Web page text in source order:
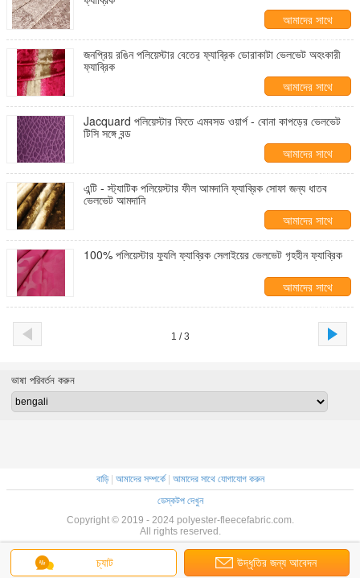
আমাদের সাথে
যোগাযোগ করুন
জনপ্রিয় রঙিন পলিয়েস্টার বেতের ফ্যাব্রিক ডোরাকাটা ভেলভেট অহংকারী
ফ্যাব্রিক
আমাদের সাথে
যোগাযোগ করুন
Jacquard পলিয়েস্টার ফিতে এমবসড ওয়ার্প - বোনা কাপড়ের ভেলভেট
টিসি সঙ্গে বন্ড
আমাদের সাথে
যোগাযোগ করুন
এন্টি - স্ট্যাটিক পলিয়েস্টার ফীল আমদানি ফ্যাব্রিক সোফা জন্য ধাতব
ভেলভেট আমদানি
আমাদের সাথে
যোগাযোগ করুন
100% পলিয়েস্টার ফ্যুলি ফ্যাব্রিক সেলাইয়ের ভেলভেট গৃহহীন ফ্যাব্রিক
আমাদের সাথে
যোগাযোগ করুন
1 / 3
চ্যাট উদ্ধৃতির জন্য আবেদন
ভাষা পরিবর্তন করুন
বাড়ি| আমাদের সম্পর্কে| আমাদের সাথে যোগাযোগ করুন
ডেস্কটপ দেখুন
Copyright © 2019 - 2024 polyester-fleecefabric.com.
All rights reserved.